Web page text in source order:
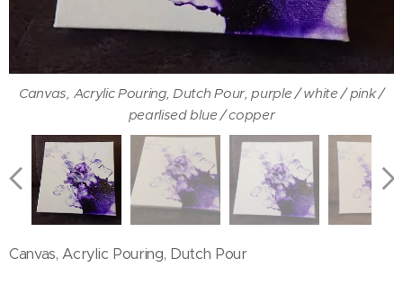
Canvas, Acrylic Pouring, Dutch Pour, purple / white / pink /
pearlised blue / copper
Canvas, Acrylic Pouring, Dutch Pour, purple / white / pink /
pearlised blue / copper
Canvas, Acrylic Pouring, Dutch Pour, purple / white / pink /
pearlised blue / copper
Canvas, Acrylic Pouring, Dutch Pour, purple / white / pink /
pearlised blue / copper
Canvas, Acrylic Pouring, Dutch Pour